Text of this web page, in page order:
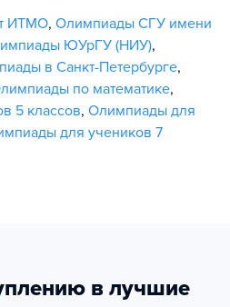
ИТМО, Олимпиады СГУ имени
ЮУрГУ (НИУ),
в Санкт-Петербурге,
по математике,
5 классов, Олимпиады для
для учеников 7
в лучшие